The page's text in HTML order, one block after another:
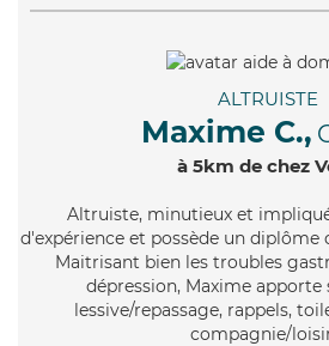
ALTRUISTE
Maxime C.,
à 5km de chez
Altruiste, minutieux et
d'expérience et possède un
Maitrisant bien les troubles
dépression, Maxime apporte
lessive/repassage, rappels,
compagnie/